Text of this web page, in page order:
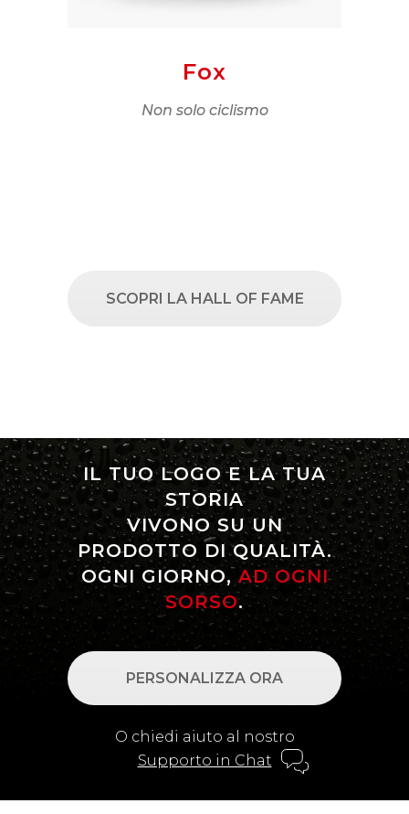
Fox
Non solo ciclismo
SCOPRI LA HALL OF FAME
IL TUO LOGO E LA TUA
STORIA
VIVONO SU UN
PRODOTTO DI QUALITÀ.
OGNI GIORNO,AD OGNI
SORSO.
PERSONALIZZA ORA
O chiedi aiuto al nostro
Supporto in Chat